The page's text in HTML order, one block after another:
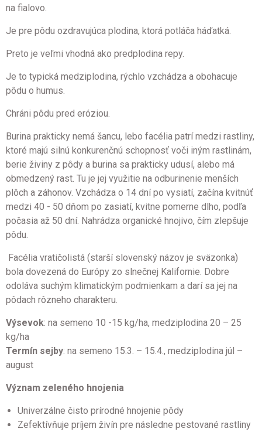
na fialovo.
Je pre pôdu ozdravujúca plodina, ktorá potláča háďatká.
Preto je veľmi vhodná ako predplodina repy.
Je to typická medziplodina, rýchlo vzchádza a obohacuje
pôdu o humus.
Chráni pôdu pred eróziou.
Burina prakticky nemá šancu, lebo facélia patrí medzi rastliny,
ktoré majú silnú konkurenčnú schopnosť voči iným rastlinám,
berie živiny z pôdy a burina sa prakticky udusí, alebo má
obmedzený rast. Tu je jej využitie na odburinenie menších
plôch a záhonov. Vzchádza o 14 dní po vysiatí, začína kvitnúť
medzi 40 - 50 dňom po zasiatí, kvitne pomerne dlho, podľa
počasia až 50 dní. Nahrádza organické hnojivo, čím zlepšuje
pôdu.
Facélia vratičolistá (starší slovenský názov je sväzonka)
bola dovezená do Európy zo slnečnej Kalifornie. Dobre
odoláva suchým klimatickým podmienkam a darí sa jej na
pôdach rôzneho charakteru.
Výsevok: na semeno 10 -15 kg/ha, medziplodina 20 – 25
kg/ha
Termín sejby: na semeno 15.3. – 15.4., medziplodina júl –
august
Význam zeleného hnojenia
Univerzálne čisto prírodné hnojenie pôdy
Zefektívňuje príjem živín pre následne pestované rastliny